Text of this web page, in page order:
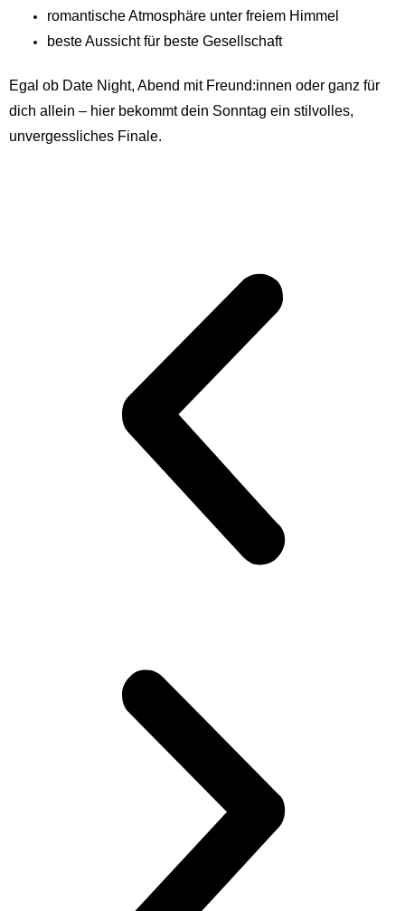
romantische Atmosphäre unter freiem Himmel
beste Aussicht für beste Gesellschaft
Egal ob Date Night, Abend mit Freund:innen oder ganz für
dich allein – hier bekommt dein Sonntag ein stilvolles,
unvergessliches Finale.